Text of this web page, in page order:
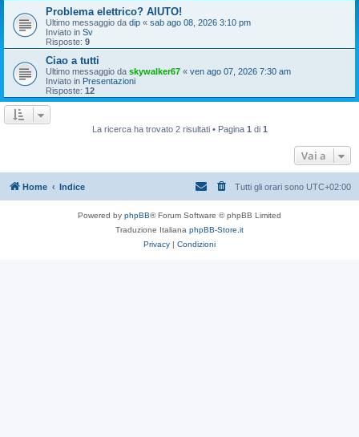
Problema elettrico? AIUTO!
Ultimo messaggio da dip « sab ago 08, 2026 3:10 pm
Inviato in Sv
Risposte: 9
Ciao a tutti
Ultimo messaggio da skywalker67 « ven ago 07, 2026 7:30 am
Inviato in Presentazioni
Risposte: 12
La ricerca ha trovato 2 risultati • Pagina 1 di 1
Vai a
Home Indice Tutti gli orari sono UTC+02:00
Powered by phpBB® Forum Software © phpBB Limited
Traduzione Italiana phpBB-Store.it
Privacy | Condizioni